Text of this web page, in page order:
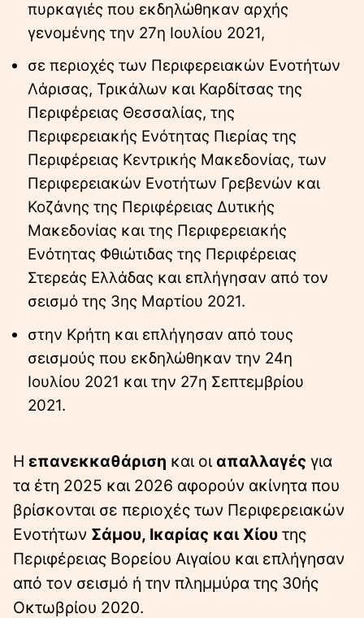
πυρκαγιές που εκδηλώθηκαν αρχής
γενομένης την 27η Ιουλίου 2021,
σε περιοχές των Περιφερειακών Ενοτήτων
Λάρισας, Τρικάλων και Καρδίτσας της
Περιφέρειας Θεσσαλίας, της
Περιφερειακής Ενότητας Πιερίας της
Περιφέρειας Κεντρικής Μακεδονίας, των
Περιφερειακών Ενοτήτων Γρεβενών και
Κοζάνης της Περιφέρειας Δυτικής
Μακεδονίας και της Περιφερειακής
Ενότητας Φθιώτιδας της Περιφέρειας
Στερεάς Ελλάδας και επλήγησαν από τον
σεισμό της 3ης Μαρτίου 2021.
στην Κρήτη και επλήγησαν από τους
σεισμούς που εκδηλώθηκαν την 24η
Ιουλίου 2021 και την 27η Σεπτεμβρίου
2021.
Η επανεκκαθάριση και οι απαλλαγές για
τα έτη 2025 και 2026 αφορούν ακίνητα που
βρίσκονται σε περιοχές των Περιφερειακών
Ενοτήτων Σάμου, Ικαρίας και Χίου της
Περιφέρειας Βορείου Αιγαίου και επλήγησαν
από τον σεισμό ή την πλημμύρα της 30ής
Οκτωβρίου 2020.